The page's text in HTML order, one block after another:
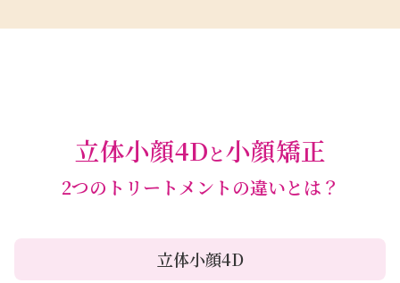
立体小顔4Dと小顔矯正
2つのトリートメントの違いとは？
立体小顔4D